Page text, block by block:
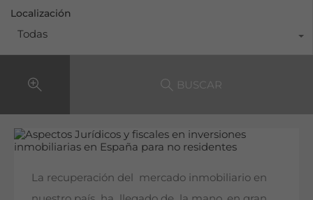
Localización
Todas
BUSCAR
La recuperación del mercado inmobiliario en